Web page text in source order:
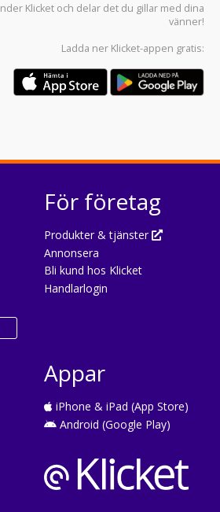
Klicket och delar det du gillar med dina
vänner!
Ladda ner Klicket-appen gratis:
För företag
Produkter & tjänster
Annonsera
Bli kund hos Klicket
Handlarlogin
Appar
iPhone & iPad (App Store)
Android (Google Play)